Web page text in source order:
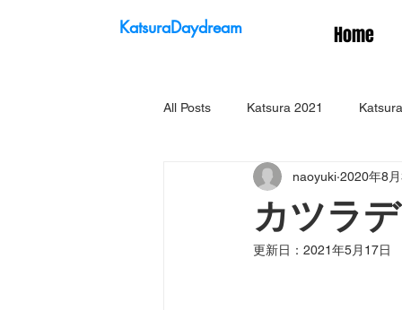
KatsuraDaydream Home
All Posts Katsura 2021
カツラ
naoyuki 2020年8
更新日： 2021年5月17日